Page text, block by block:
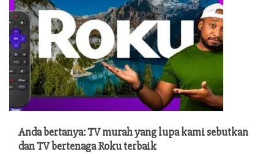
Anda bertanya: TV murah yang lupa kami sebutkan
dan TV bertenaga Roku terbaik